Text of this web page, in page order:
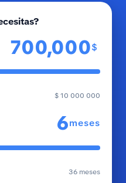
$
$ 10 000 000
meses
36 meses